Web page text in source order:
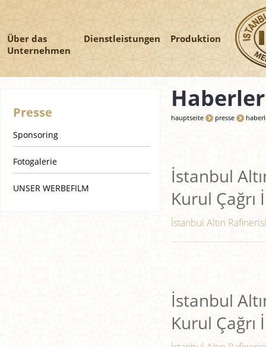
Über das
Unternehmen
Dienstleistungen Produktion
Presse
Sponsoring
Fotogalerie
UNSER WERBEFILM
Haberler
hauptseite presse
İstanbul
Kurul Çağrı
İstanbul Altın
İstanbul
Kurul Çağrı